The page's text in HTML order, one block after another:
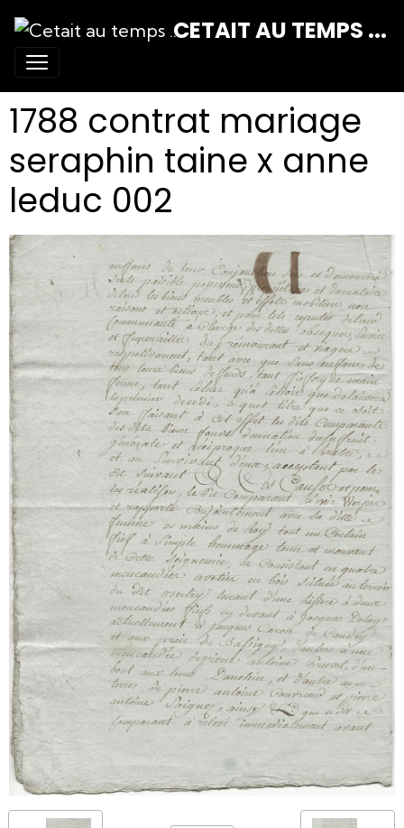
CETAIT AU TEMPS ...
1788 contrat mariage
seraphin taine x anne
leduc 002